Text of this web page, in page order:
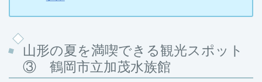
山形の夏を満喫できる観光スポット
③ 鶴岡市立加茂水族館